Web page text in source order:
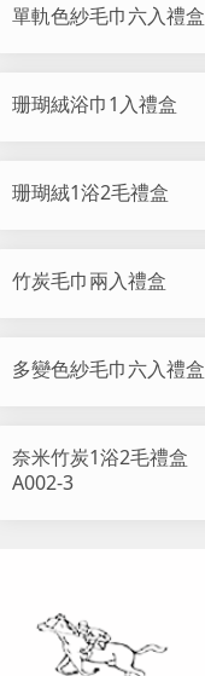
單軌色紗毛巾六入禮盒
珊瑚絨浴巾1入禮盒
珊瑚絨1浴2毛禮盒
竹炭毛巾兩入禮盒
多變色紗毛巾六入禮盒
奈米竹炭1浴2毛禮盒
A002-3